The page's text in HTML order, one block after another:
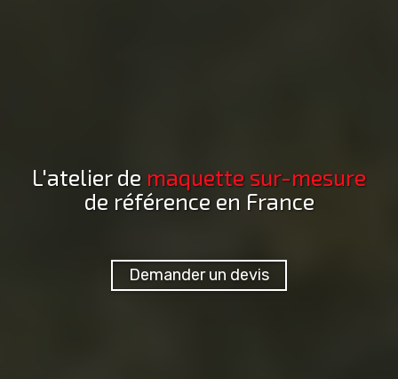
L'atelier de maquette sur-mesure
de référence en France
Demander un devis